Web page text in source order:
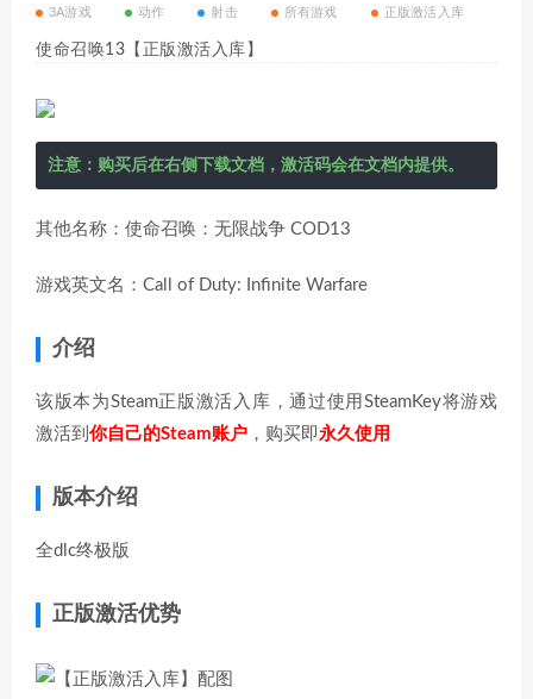
3A游戏 动作 射击 所有游戏 正版激活入库
使命召唤13【正版激活入库】
注意：购买后在右侧下载文档，激活码会在文档内提供。
其他名称：使命召唤：无限战争 COD13
游戏英文名：Call of Duty: Infinite Warfare
介绍
该版本为Steam正版激活入库，通过使用SteamKey将游戏
激活到 你自己的Steam账户 ，购买即永久使用
版本介绍
全dlc终极版
正版激活优势